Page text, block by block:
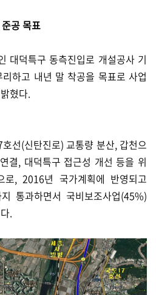
공 목표
대덕특구 동측진입로 개설공사 기
하고 내년 말 착공을 목표로 사업
혔다.
선(신탄진로) 교통량 분산, 갑천으
결, 대덕특구 접근성 개선 등을 위
, 2016년 국가계획에 반영되고
통과하면서 국비보조사업(45%)
.